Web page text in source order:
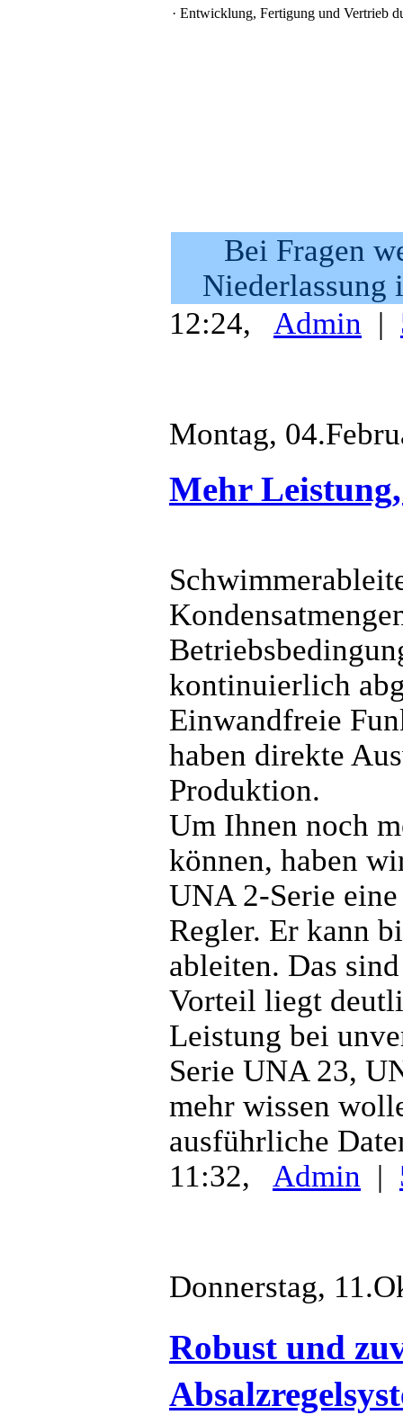
· Entwicklung, Fertigung und Vertrieb
Bei Fragen
Niederlassung
12:24, Admin |
Montag,
Mehr
kontinuierlich
Einwandfreie
haben direkte
Produktion.
Um Ihnen noch
können, haben
UNA 2-Serie
Regler. Er kann
ableiten. Das
Vorteil liegt
Leistung bei
Serie UNA 23,
mehr wissen
ausführliche
11:32, Admin |
Donnerstag,
Robust und